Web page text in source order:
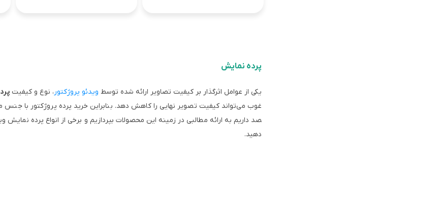
پرده نمایش
یکی از عوامل اثرگذار بر کیفیت تصاویر ارائه‌ شده توسط ویدئو پروژکتور، نوع و کیفیت
غوب می‌تواند کیفیت تصویر نهایی را کاهش دهد. بنابراین خرید پرده پروژکتور با جنس
صد داریم به ارائه مطالبی در زمینه این محصولات بپردازیم و برخی از انواع پرده نمایش
دهید.